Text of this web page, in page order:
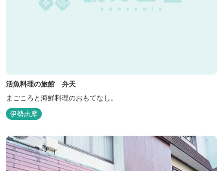
活魚料理の旅館 弁天
まごころと海鮮料理のおもてなし。
伊勢志摩